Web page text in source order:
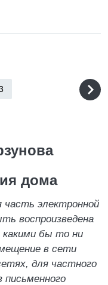
дома
электронной
воспроизведена
бы то ни
в сети
для частного
письменного